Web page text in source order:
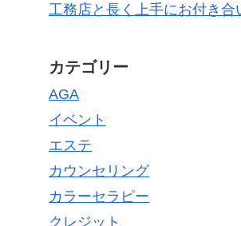
工務店と長く上手にお付き合
カテゴリー
AGA
イベント
エステ
カウンセリング
カラーセラピー
クレジット